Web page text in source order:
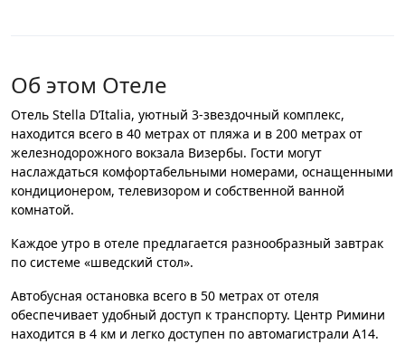
Об этом Отеле
Отель Stella D’Italia, уютный 3-звездочный комплекс,
находится всего в 40 метрах от пляжа и в 200 метрах от
железнодорожного вокзала Визербы. Гости могут
наслаждаться комфортабельными номерами, оснащенными
кондиционером, телевизором и собственной ванной
комнатой.
Каждое утро в отеле предлагается разнообразный завтрак
по системе «шведский стол».
Автобусная остановка всего в 50 метрах от отеля
обеспечивает удобный доступ к транспорту. Центр Римини
находится в 4 км и легко доступен по автомагистрали A14.